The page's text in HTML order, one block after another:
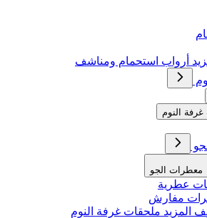
أرواب استحمام ومناشف
النوم
معطرات الجو
عطرية
مفارش
المزيد ملحقات غرفة النوم